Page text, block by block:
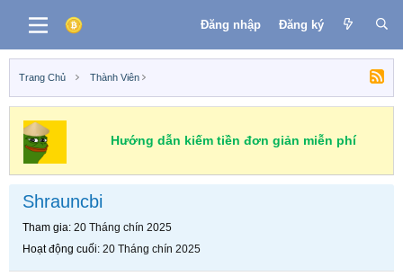
Đăng nhập Đăng ký
Trang Chủ Thành Viên
Hướng dẫn kiếm tiền đơn giản miễn phí
Shrauncbi
Tham gia 20 Tháng chín 2025
Hoạt động cuối 20 Tháng chín 2025